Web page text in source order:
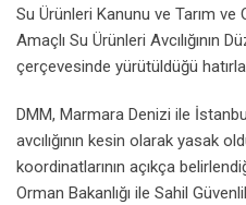
Su Ürünleri Kanunu ve Tarım ve
Amaçlı Su Ürünleri Avcılığının
çerçevesinde yürütüldüğü
DMM, Marmara Denizi ile İstanbul
avcılığının kesin olarak yasak
koordinatlarının açıkça
Orman Bakanlığı ile Sahil